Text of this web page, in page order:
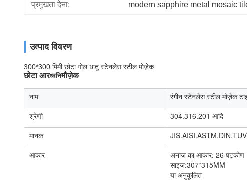
प्रमुखता देना: modern sapphire metal mosaic
उत्पाद विवरण
300*300 मिमी छोटा गोल धातु स्टेनलेस स्टील मोज़ेक
छोटा आरध्वनिमौज़ेक
नाम
रंगीन स्टेनलेस स्टील मोज़ेक
श्रेणी
304.316.201 आदि
मानक
आकार
अनाज का आकार: 26 षट्कोण
साइज़:307*315MM
या अनुकूलित